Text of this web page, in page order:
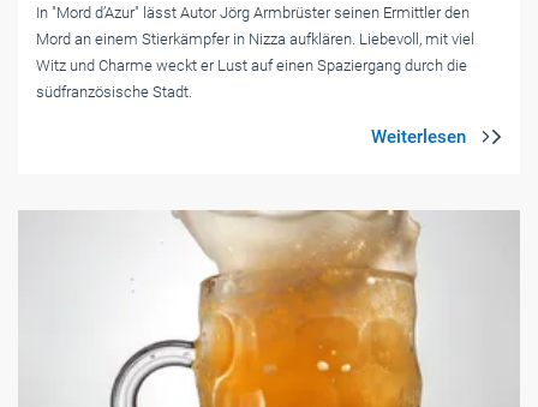
In "Mord d’Azur" lässt Autor Jörg Armbrüster seinen Ermittler den
Mord an einem Stierkämpfer in Nizza aufklären. Liebevoll, mit viel
Witz und Charme weckt er Lust auf einen Spaziergang durch die
südfranzösische Stadt.